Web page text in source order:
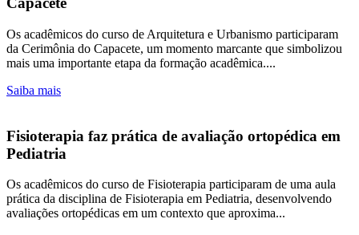
Os acadêmicos do curso de Arquitetura e Urbanismo participaram
da Cerimônia do Capacete, um momento marcante que simbolizou
mais uma importante etapa da formação acadêmica....
Saiba mais
Fisioterapia faz prática de avaliação ortopédica em
Pediatria
Os acadêmicos do curso de Fisioterapia participaram de uma aula
prática da disciplina de Fisioterapia em Pediatria, desenvolvendo
avaliações ortopédicas em um contexto que aproxima...